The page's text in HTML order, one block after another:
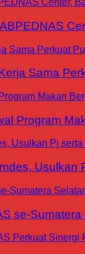
Sama
Program
Usulkan
se-